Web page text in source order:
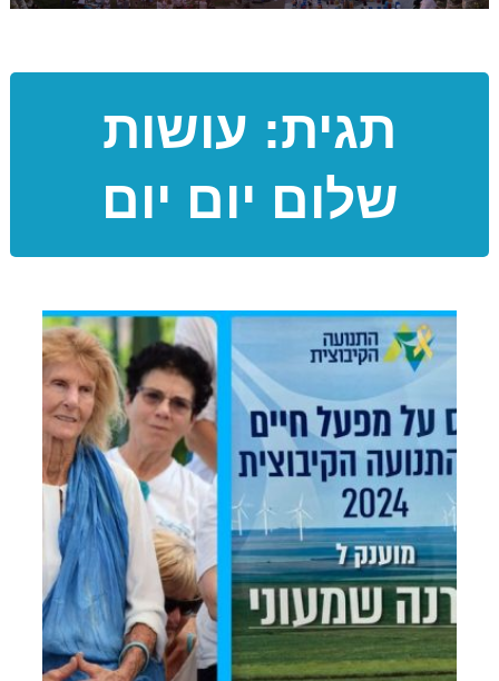
תגית: עושות
שלום יום יום